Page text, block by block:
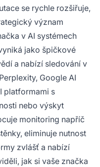
se rychle rozšiřuje,
význam
v AI systémech
jako špičkové
a nabízí sledování v
Google AI
platformami s
nebo výskyt
monitoring napříč
eliminuje nutnost
zvlášť a nabízí
jak si vaše značka